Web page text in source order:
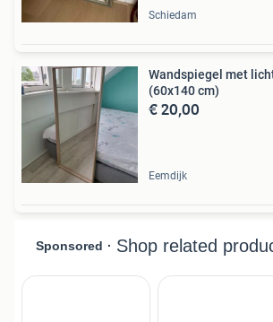
Schiedam
Wandspiegel met
(60x140 cm)
€ 20,00
Eemdijk